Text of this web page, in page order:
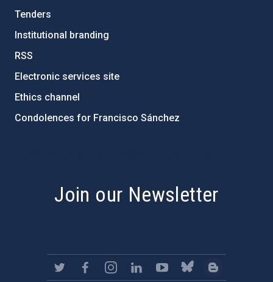
Tenders
Institutional branding
RSS
Electronic services site
Ethics channel
Condolences for Francisco Sánchez
Join our Newsletter